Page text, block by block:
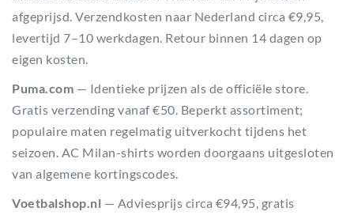
afgeprijsd. Verzendkosten naar Nederland circa €9,95,
levertijd 7–10 werkdagen. Retour binnen 14 dagen op
eigen kosten.
Puma.com — Identieke prijzen als de officiële store.
Gratis verzending vanaf €50. Beperkt assortiment;
populaire maten regelmatig uitverkocht tijdens het
seizoen. AC Milan-shirts worden doorgaans uitgesloten
van algemene kortingscodes.
Voetbalshop.nl — Adviesprijs circa €94,95, gratis